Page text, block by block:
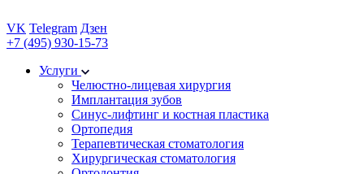
VK Telegram Дзен
+7 (495) 930-15-73
Услуги
Челюстно-лицевая хирургия
Имплантация зубов
Синус-лифтинг и костная пластика
Ортопедия
Терапевтическая стоматология
Хирургическая стоматология